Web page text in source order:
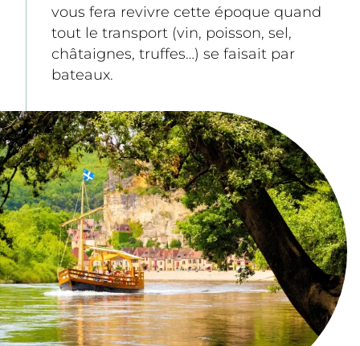
vous fera revivre cette époque quand
tout le transport (vin, poisson, sel,
châtaignes, truffes…) se faisait par
bateaux.